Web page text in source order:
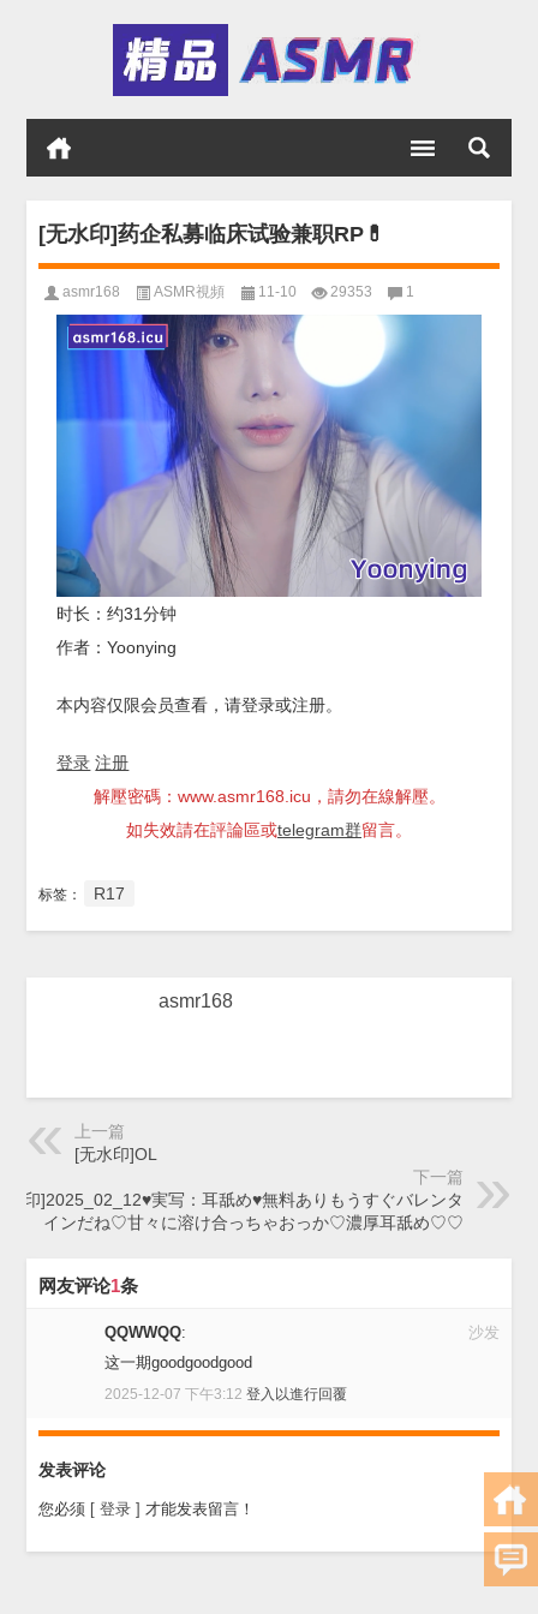
[无水印]药企私募临床试验兼职RP💊
asmr168 ASMR視頻 11-10 29353 1
时长：约31分钟
作者：Yoonying
本内容仅限会员查看，请登录或注册。
登录 注册
解壓密碼：www.asmr168.icu，請勿在線解壓。
如失效請在評論區或telegram群留言。
标签： R17
asmr168
上一篇
[无水印]OL
下一篇
水印]2025_02_12♥実写：耳舐め♥無料ありもうすぐバレンタ
インだね♡甘々に溶け合っちゃおっか♡濃厚耳舐め♡♡
网友评论1条
沙发
QQWWQQ:
这一期goodgoodgood
2025-12-07 下午3:12登入以進行回覆
发表评论
您必须 [ 登录 ] 才能发表留言！